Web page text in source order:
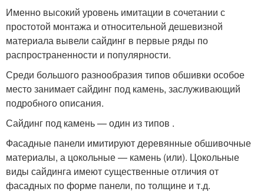
Именно высокий уровень имитации в сочетании с
простотой монтажа и относительной дешевизной
материала вывели сайдинг в первые ряды по
распространенности и популярности.
Среди большого разнообразия типов обшивки особое
место занимает сайдинг под камень, заслуживающий
подробного описания.
Сайдинг под камень — один из типов .
Фасадные панели имитируют деревянные обшивочные
материалы, а цокольные — камень (или). Цокольные
виды сайдинга имеют существенные отличия от
фасадных по форме панели, по толщине и т.д.